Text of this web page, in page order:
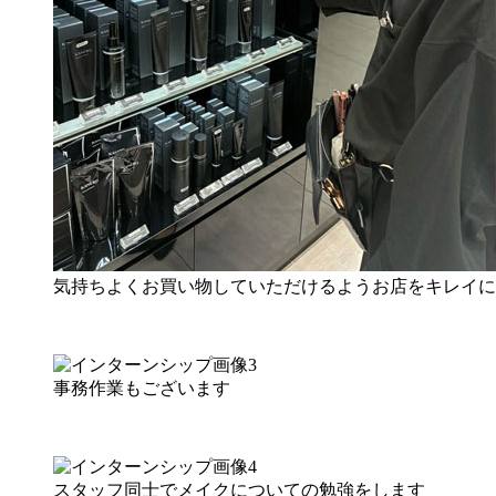
気持ちよくお買い物していただけるようお店をキレイ
事務作業もございます
スタッフ同士でメイクについての勉強をします